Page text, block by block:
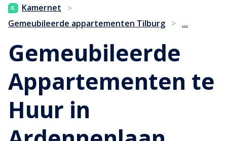
Kamernet
>
Gemeubileerde appartementen Tilburg > ...
Gemeubileerde
Appartementen te
Huur in